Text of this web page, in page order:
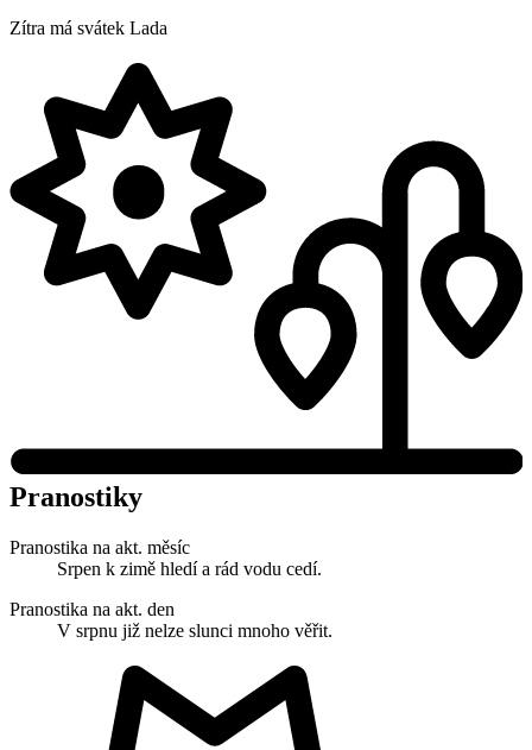
Zítra má svátek Lada
Pranostiky
Pranostika na akt. měsíc
Srpen k zimě hledí a rád vodu cedí.
Pranostika na akt. den
V srpnu již nelze slunci mnoho věřit.